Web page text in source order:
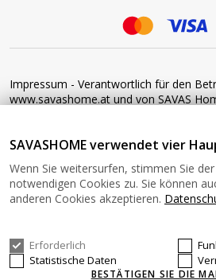
Impressum - Verantwortlich für den
www.savashome.at und von SAVAS
senden Sie keine Waren ohne
diesem Link: https://
fuer-waren Gerne können Sie sich mit
Montag − Freitag: 08:00−16:00 Uhr E-
© 2026 SAVASHOME Alle
SAVASHOME verwendet vier
Wenn Sie weitersurfen, stimmen Sie
notwendigen Cookies zu. Sie können
anderen Cookies akzeptieren.
Erforderlich
Statistische Daten
BESTÄTIGEN SIE DIE